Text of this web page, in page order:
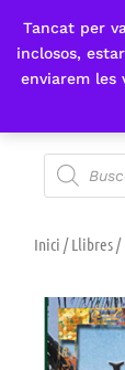
Tancat per
inclosos,
enviarem les
Inici /Llibres/